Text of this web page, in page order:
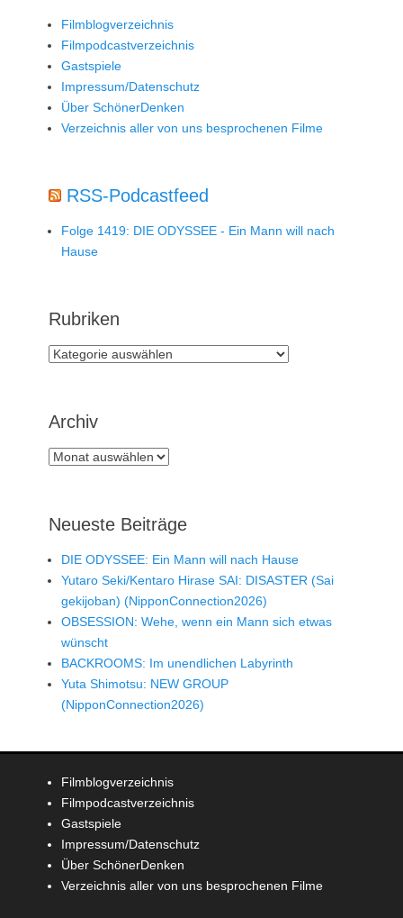
Filmblogverzeichnis
Filmpodcastverzeichnis
Gastspiele
Impressum/Datenschutz
Über SchönerDenken
Verzeichnis aller von uns besprochenen Filme
RSS-Podcastfeed
Folge 1419: DIE ODYSSEE - Ein Mann will nach
Hause
Rubriken
Rubriken
Archiv
Archiv
Neueste Beiträge
DIE ODYSSEE: Ein Mann will nach Hause
Yutaro Seki/Kentaro Hirase SAI: DISASTER (Sai
gekijoban) (NipponConnection2026)
OBSESSION: Wehe, wenn ein Mann sich etwas
wünscht
BACKROOMS: Im unendlichen Labyrinth
Yuta Shimotsu: NEW GROUP
(NipponConnection2026)
Filmblogverzeichnis
Filmpodcastverzeichnis
Gastspiele
Impressum/Datenschutz
Über SchönerDenken
Verzeichnis aller von uns besprochenen Filme